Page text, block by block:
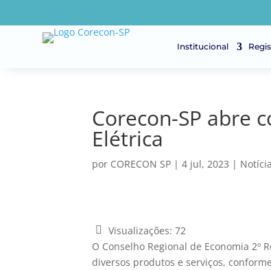
Institucional
Corecon-SP abre
Elétrica
por CORECON SP |4 jul, 2023 |
Visualizações: 72
O Conselho Regional de Economia 2º
diversos produtos e serviços,